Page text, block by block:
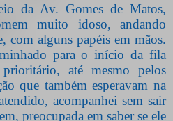
da Av. Gomes de Matos,
muito idoso, andando
com alguns papéis em mãos.
para o início da fila
até mesmo pelos
que também esperavam na
acompanhei sem sair
preocupada em saber se ele